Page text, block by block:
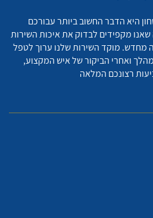
היא הדבר החשוב ביותר עבורכם
מקפידים לבדוק את איכות השירות
מחדש. מוקד השירות שלנו ערוך לטפל
ואחרי הביקור של איש המקצוע,
רצונכם המלאה